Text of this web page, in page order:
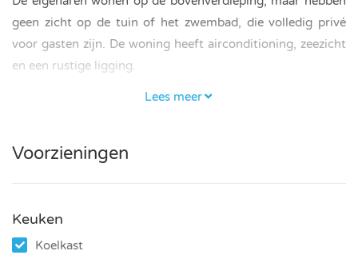
geen zicht op de tuin of het zwembad, die volledig privé
voor gasten zijn. De woning heeft airconditioning, zeezicht
en een rustige ligging.
SLAAPKAMERS EN BADKAMERS
met een tweepersoonsbed (180 × 200 cm). De eigenaar
KEUKEN EN WOONKAMER
Lees meer
Voorzieningen
Keuken
Koelkast